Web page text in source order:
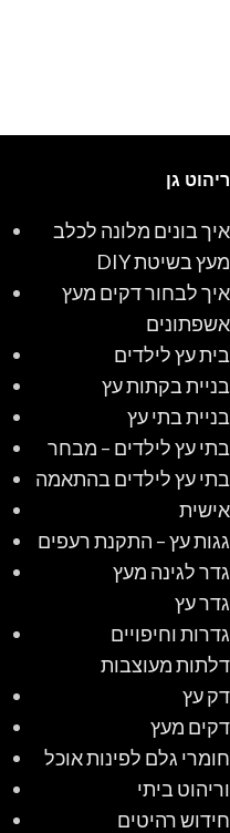
ריהוט גן
איך בונים מלונה לכלב
מעץ בשיטת DIY
איך לבחור דקים מעץ
אשפתונים
בית עץ לילדים
בניית בקתות עץ
בניית בתי עץ
בתי עץ לילדים – מבחר
בתי עץ לילדים בהתאמה
אישית
גגות עץ – התקנת רעפים
גדר לגינה מעץ
גדר עץ
גדרות וחיפויים
דלתות מעוצבות
דק עץ
דקים מעץ
חומרי גלם לפינות אוכל
וריהוט ביתי
חידוש רהיטים